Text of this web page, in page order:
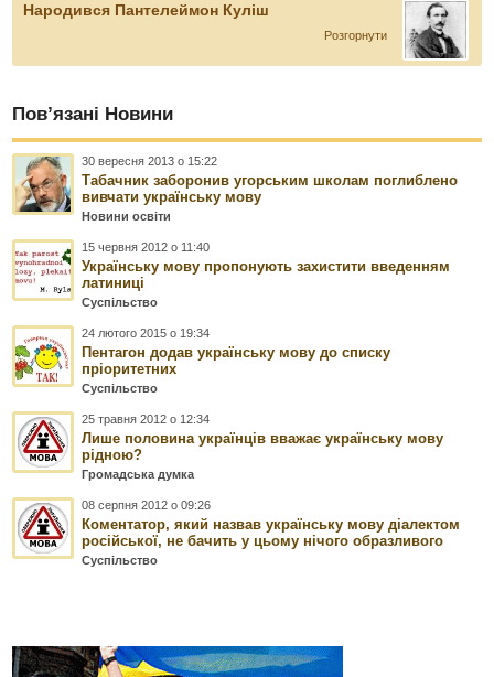
Народився Пантелеймон Куліш
Розгорнути
Пов’язані Новини
30 вересня 2013 о 15:22
Табачник заборонив угорським школам поглиблено
вивчати українську мову
Новини освіти
15 червня 2012 о 11:40
Українську мову пропонують захистити введенням
латиниці
Суспільство
24 лютого 2015 о 19:34
Пентагон додав українську мову до списку
пріоритетних
Суспільство
25 травня 2012 о 12:34
Лише половина українців вважає українську мову
рідною?
Громадська думка
08 серпня 2012 о 09:26
Коментатор, який назвав українську мову діалектом
російської, не бачить у цьому нічого образливого
Суспільство